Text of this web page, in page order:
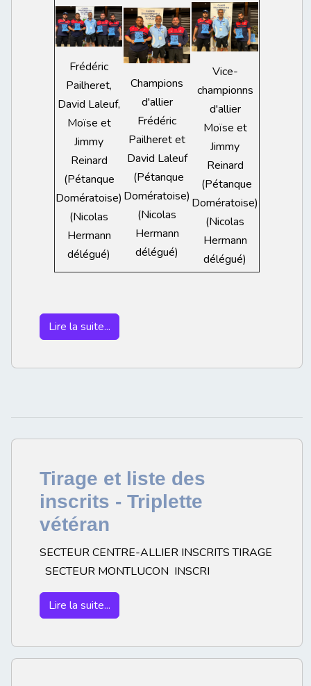
Frédéric
Pailheret,
David Laleuf,
Moïse et
Jimmy
Reinard
(Pétanque
Domératoise)
(Nicolas
Hermann
délégué)
Champions
d'allier
Frédéric
Pailheret et
David Laleuf
(Pétanque
Domératoise)
(Nicolas
Hermann
délégué)
Vice-
championns
d'allier
Moïse et
Jimmy
Reinard
(Pétanque
Domératoise)
(Nicolas
Hermann
délégué)
Lire la suite...
Tirage et liste des
inscrits - Triplette
vétéran
SECTEUR CENTRE-ALLIER INSCRITS TIRAGE
SECTEUR MONTLUCON INSCRI
Lire la suite...